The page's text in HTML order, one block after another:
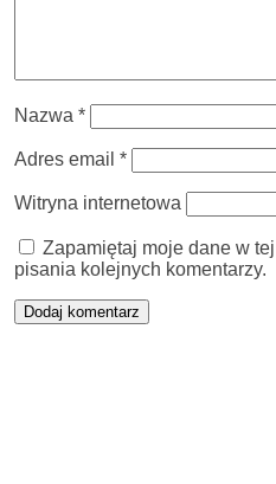
Nazwa *
Adres email *
Witryna internetowa
Zapamiętaj moje dane w
pisania kolejnych komentarzy.